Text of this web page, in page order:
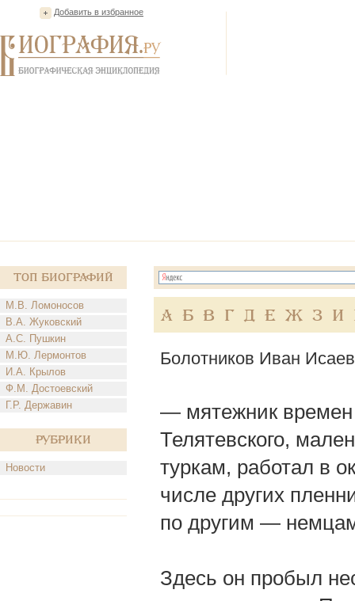
Добавить в избранное
Топ Биографий
М.В. Ломоносов
В.А. Жуковский
А.С. Пушкин
М.Ю. Лермонтов
И.А. Крылов
Ф.М. Достоевский
Г.Р. Державин
Рубрики
Новости
А Б В Г Д Е Ж З И
Болотников Иван
— мятежник времен
Телятевского,
туркам, работал в
числе других
по другим —
Здесь он пробыл